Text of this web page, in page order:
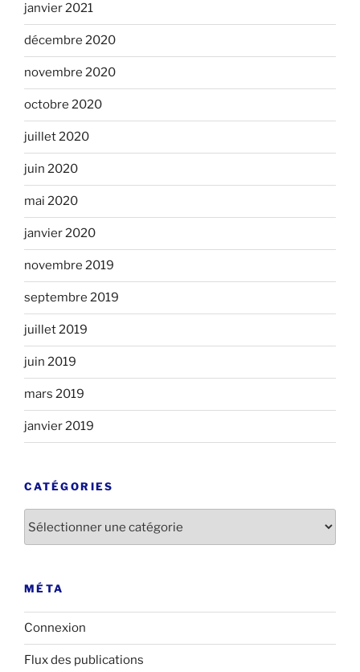
janvier 2021
décembre 2020
novembre 2020
octobre 2020
juillet 2020
juin 2020
mai 2020
janvier 2020
novembre 2019
septembre 2019
juillet 2019
juin 2019
mars 2019
janvier 2019
CATÉGORIES
MÉTA
Connexion
Flux des publications